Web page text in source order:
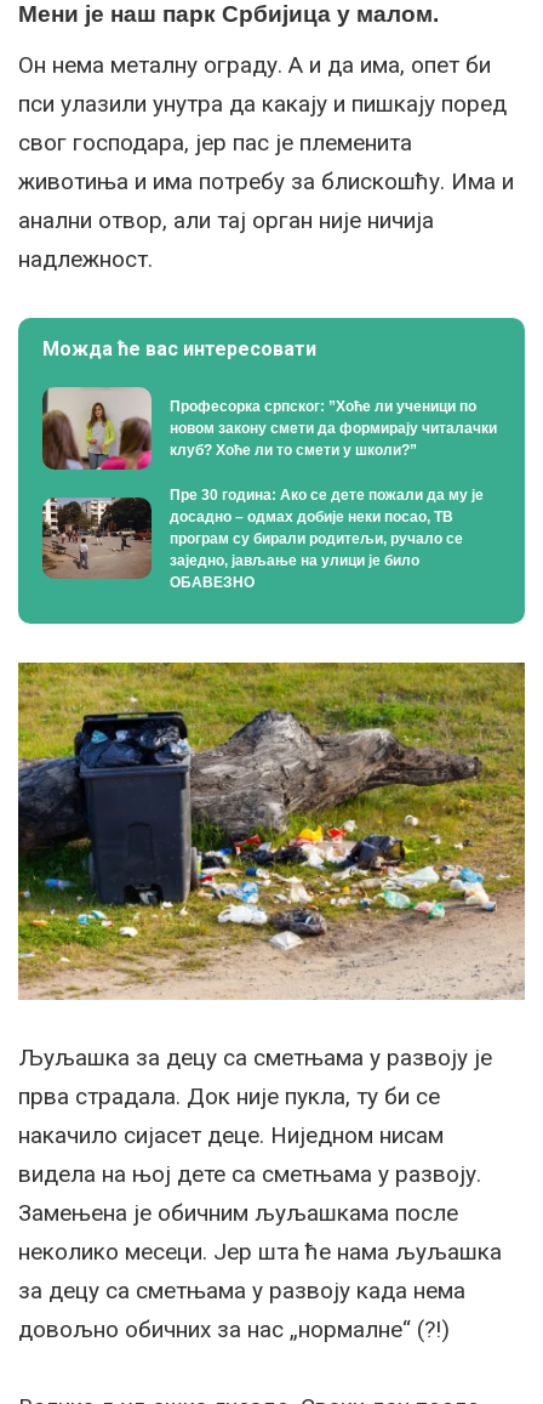
Мени је наш парк Србијица у малом.
Он нема металну ограду. А и да има, опет би
пси улазили унутра да какају и пишкају поред
свог господара, јер пас је племенита
животиња и има потребу за блискошћу. Има и
анални отвор, али тај орган није ничија
надлежност.
Можда ће вас интересовати
Професорка српског: ”Хоће ли ученици по
новом закону смети да формирају читалачки
клуб? Хоће ли то смети у школи?”
Пре 30 година: Ако се дете пожали да му је
досадно – одмах добије неки посао, ТВ
програм су бирали родитељи, ручало се
заједно, јављање на улици је било
ОБАВЕЗНО
Љуљашка за децу са сметњама у развоју је
прва страдала. Док није пукла, ту би се
накачило сијасет деце. Ниједном нисам
видела на њој дете са сметњама у развоју.
Замењена је обичним љуљашкама после
неколико месеци. Јер шта ће нама љуљашка
за децу са сметњама у развоју када нема
довољно обичних за нас „нормалне“ (?!)